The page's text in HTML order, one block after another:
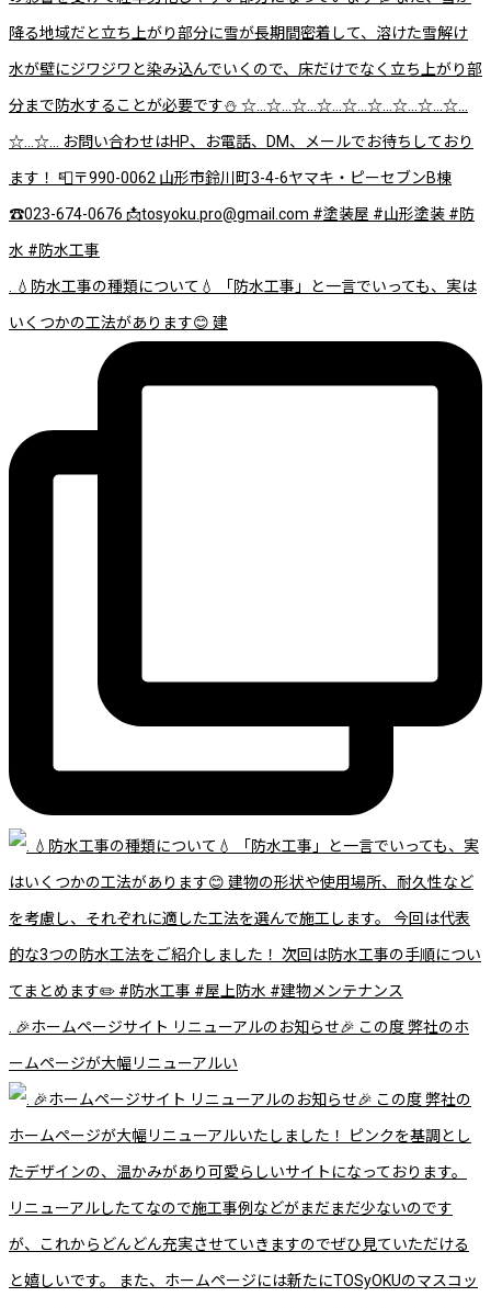
. 💧防水工事の種類について💧 「防水工事」と一言でいっても、実は
いくつかの工法があります😊 建
. 🎉ホームページサイト リニューアルのお知らせ🎉 この度 弊社のホ
ームページが大幅リニューアルい